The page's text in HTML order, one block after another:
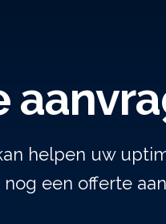
helpen uw
een offerte